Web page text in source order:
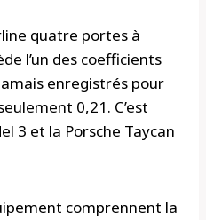
quatre portes à
l’un des coefficients
enregistrés pour
0,21. C’est
3 et la Porsche Taycan
comprennent la